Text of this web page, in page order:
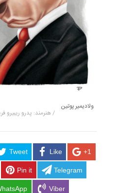
ولادیمیر پوتین
/ هنرمند: پدرو ریبیرو
Tweet Like +1
Pin it Telegram
Viber